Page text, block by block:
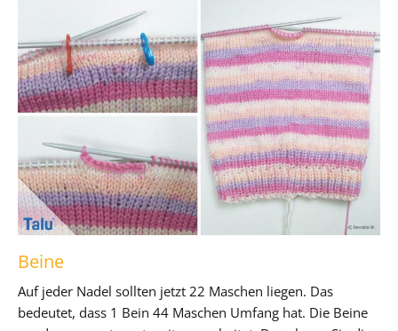
Beine
Auf jeder Nadel sollten jetzt 22 Maschen liegen. Das
bedeutet, dass 1 Bein 44 Maschen Umfang hat. Die Beine